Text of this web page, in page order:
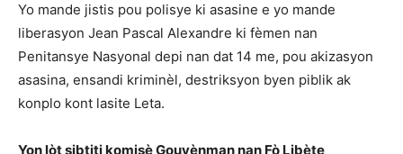
Yo mande jistis pou polisye ki asasine e yo mande
liberasyon Jean Pascal Alexandre ki fèmen nan
Penitansye Nasyonal depi nan dat 14 me, pou akizasyon
asasina, ensandi kriminèl, destriksyon byen piblik ak
konplo kont lasite Leta.
Yon lòt sibtiti komisè Gouvènman nan Fò Libète